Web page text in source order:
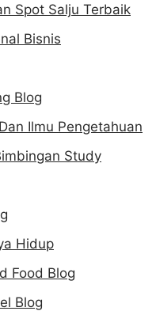
Spot Salju Terbaik
Bisnis
Blog
Ilmu Pengetahuan
Study
Hidup
Food Blog
Blog